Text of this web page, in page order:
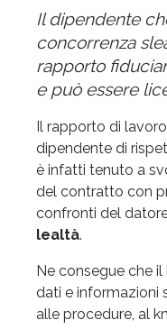
Il dipendente
concorrenza
rapporto
e può essere
Il rapporto di
dipendente di
è infatti tenuto a
del contratto con
confronti del
lealtà.
Ne consegue che
dati e informazioni
alle procedure, al